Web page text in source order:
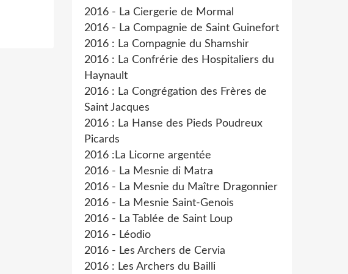
2016 - La Ciergerie de Mormal
2016 - La Compagnie de Saint Guinefort
2016 : La Compagnie du Shamshir
2016 : La Confrérie des Hospitaliers du
Haynault
2016 : La Congrégation des Frères de
Saint Jacques
2016 : La Hanse des Pieds Poudreux
Picards
2016 :La Licorne argentée
2016 - La Mesnie di Matra
2016 - La Mesnie du Maître Dragonnier
2016 - La Mesnie Saint-Genois
2016 - La Tablée de Saint Loup
2016 - Léodio
2016 - Les Archers de Cervia
2016 : Les Archers du Bailli